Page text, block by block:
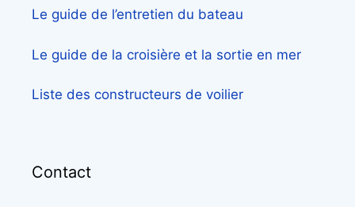
Le guide de l’entretien du bateau
Le guide de la croisière et la sortie en mer
Liste des constructeurs de voilier
Contact